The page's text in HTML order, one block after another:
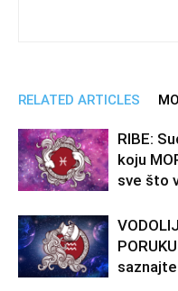
RELATED ARTICLES
RIBE:
koju
sve što